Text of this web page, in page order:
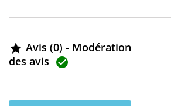
 Avis (0) - Modération
des avis 